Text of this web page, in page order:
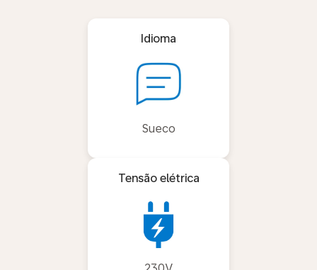
Idioma
Sueco
Tensão elétrica